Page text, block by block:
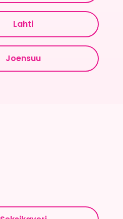
Lahti
Joensuu